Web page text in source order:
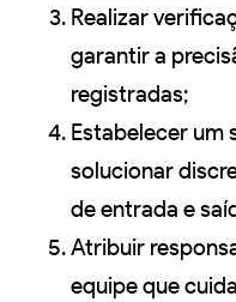
Realizar
garantir a
registradas;
Estabelecer um
solucionar
de entrada e
Atribuir
equipe que